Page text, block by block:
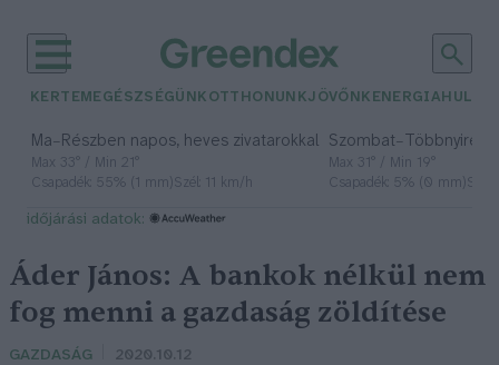
KERTEM EGÉSZSÉGÜNK OTTHONUNKJÖVŐNK ENERGIA
Ma– Részben napos, heves zivatarokkal
Max 33° / Min 21°
Csapadék: 55% (1 mm)Szél: 11 km/h
Szombat– Többnyire
Max 31° / Min 19°
Csapadék: 5% (0 mm)
időjárási adatok:
Áder János: A bankok nélkül nem
fog menni a gazdaság zöldítése
GAZDASÁG 2020.10.12